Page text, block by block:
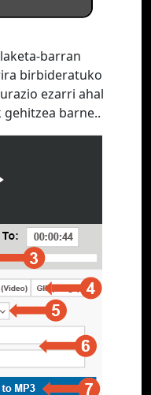
barran
birbideratuko
ezarri ahal
barne..